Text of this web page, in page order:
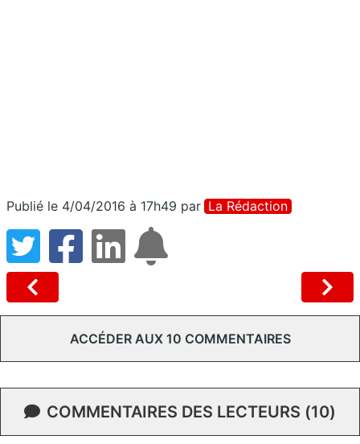
Publié le 4/04/2016 à 17h49 par La Rédaction
ACCÉDER AUX 10 COMMENTAIRES
COMMENTAIRES DES LECTEURS (10)